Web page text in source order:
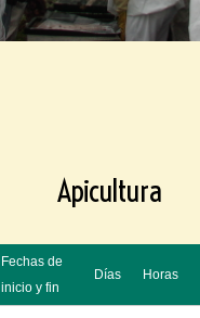
Apicultura
Fechas de
inicio y fin
Días Horas